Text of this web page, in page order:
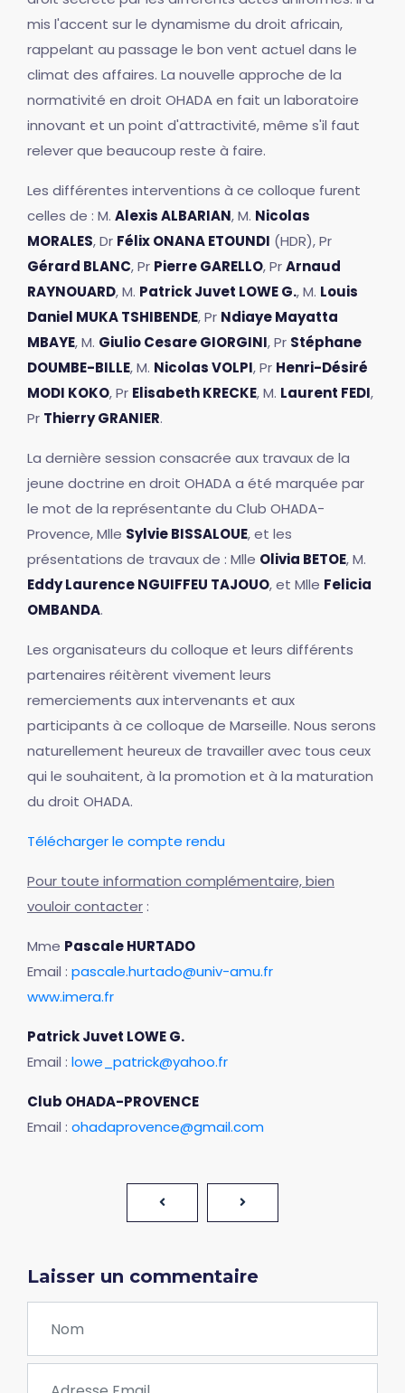
mis l'accent sur le dynamisme du droit africain,
rappelant au passage le bon vent actuel dans le
climat des affaires. La nouvelle approche de la
normativité en droit OHADA en fait un laboratoire
innovant et un point d'attractivité, même s'il faut
relever que beaucoup reste à faire.
Les différentes interventions à ce colloque furent
celles de : M. Alexis ALBARIAN, M. Nicolas
MORALES, Dr Félix ONANA ETOUNDI (HDR), Pr
Gérard BLANC, Pr Pierre GARELLO, PrArnaud
RAYNOUARD, M. Patrick Juvet LOWE G., M. Louis
Daniel MUKA TSHIBENDE, Pr Ndiaye Mayatta
MBAYE, M. Giulio Cesare GIORGINI, Pr Stéphane
DOUMBE-BILLE, M. Nicolas VOLPI, Pr Henri-Désiré
MODI KOKO, Pr Elisabeth KRECKE, M. Laurent FEDI,
Pr Thierry GRANIER.
La dernière session consacrée aux travaux de la
jeune doctrine en droit OHADA a été marquée par
le mot de la représentante du Club OHADA-
Provence, Mlle Sylvie BISSALOUE, et les
présentations de travaux de : Mlle Olivia BETOE, M.
Eddy Laurence NGUIFFEU TAJOUO, et Mlle Felicia
OMBANDA.
Les organisateurs du colloque et leurs différents
partenaires réitèrent vivement leurs
remerciements aux intervenants et aux
participants à ce colloque de Marseille. Nous serons
naturellement heureux de travailler avec tous ceux
qui le souhaitent, à la promotion et à la maturation
du droit OHADA.
Télécharger le compte rendu
Pour toute information complémentaire, bien
vouloir contacter :
Mme Pascale HURTADO
Email : pascale.hurtado@univ-amu.fr
www.imera.fr
Patrick Juvet LOWE G.
Email : lowe_patrick@yahoo.fr
Club OHADA-PROVENCE
Email : ohadaprovence@gmail.com
Laisser un commentaire